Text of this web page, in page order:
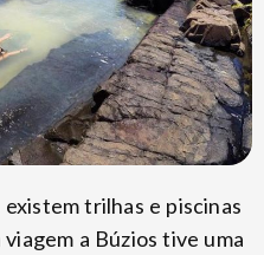
trilhas e piscinas
a Búzios tive uma